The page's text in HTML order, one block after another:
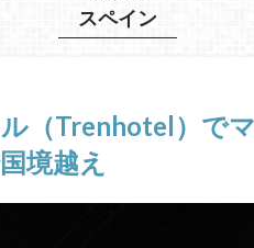
スペイン
ル（Trenhotel）で
境越え